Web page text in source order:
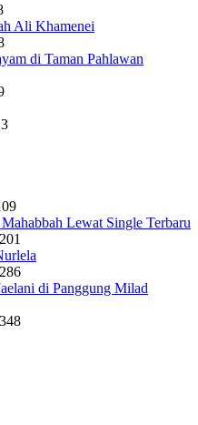
Ali Khamenei
di Taman Pahlawan
Lewat Single Terbaru
di Panggung Milad